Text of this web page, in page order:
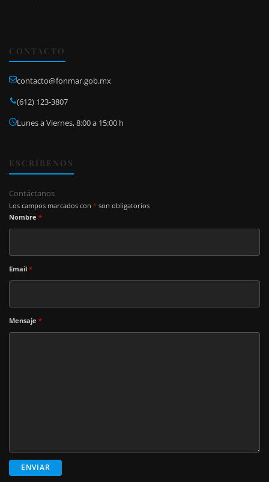
CONTACTO
contacto@fonmar.gob.mx
(612) 123-3807
Lunes a Viernes, 8:00 a 15:00 h
ESCRÍBENOS
Contáctanos
Los campos marcados con * son obligatorios
Nombre *
Email *
Mensaje *